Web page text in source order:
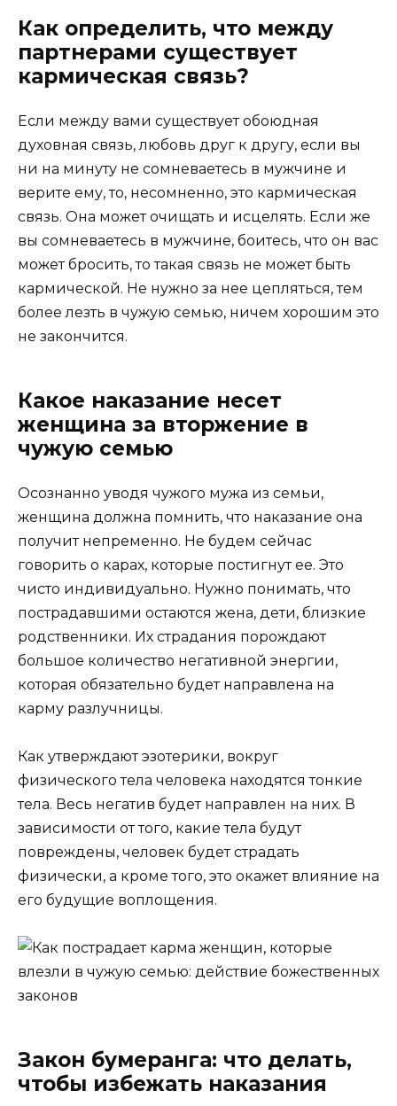
Как определить, что между
партнерами существует
кармическая связь?
Если между вами существует обоюдная
духовная связь, любовь друг к другу, если вы
ни на минуту не сомневаетесь в мужчине и
верите ему, то, несомненно, это кармическая
связь. Она может очищать и исцелять. Если же
вы сомневаетесь в мужчине, боитесь, что он вас
может бросить, то такая связь не может быть
кармической. Не нужно за нее цепляться, тем
более лезть в чужую семью, ничем хорошим это
не закончится.
Какое наказание несет
женщина за вторжение в
чужую семью
Осознанно уводя чужого мужа из семьи,
женщина должна помнить, что наказание она
получит непременно. Не будем сейчас
говорить о карах, которые постигнут ее. Это
чисто индивидуально. Нужно понимать, что
пострадавшими остаются жена, дети, близкие
родственники. Их страдания порождают
большое количество негативной энергии,
которая обязательно будет направлена на
карму разлучницы.
Как утверждают эзотерики, вокруг
физического тела человека находятся тонкие
тела. Весь негатив будет направлен на них. В
зависимости от того, какие тела будут
повреждены, человек будет страдать
физически, а кроме того, это окажет влияние на
его будущие воплощения.
Закон бумеранга: что делать,
чтобы избежать наказания